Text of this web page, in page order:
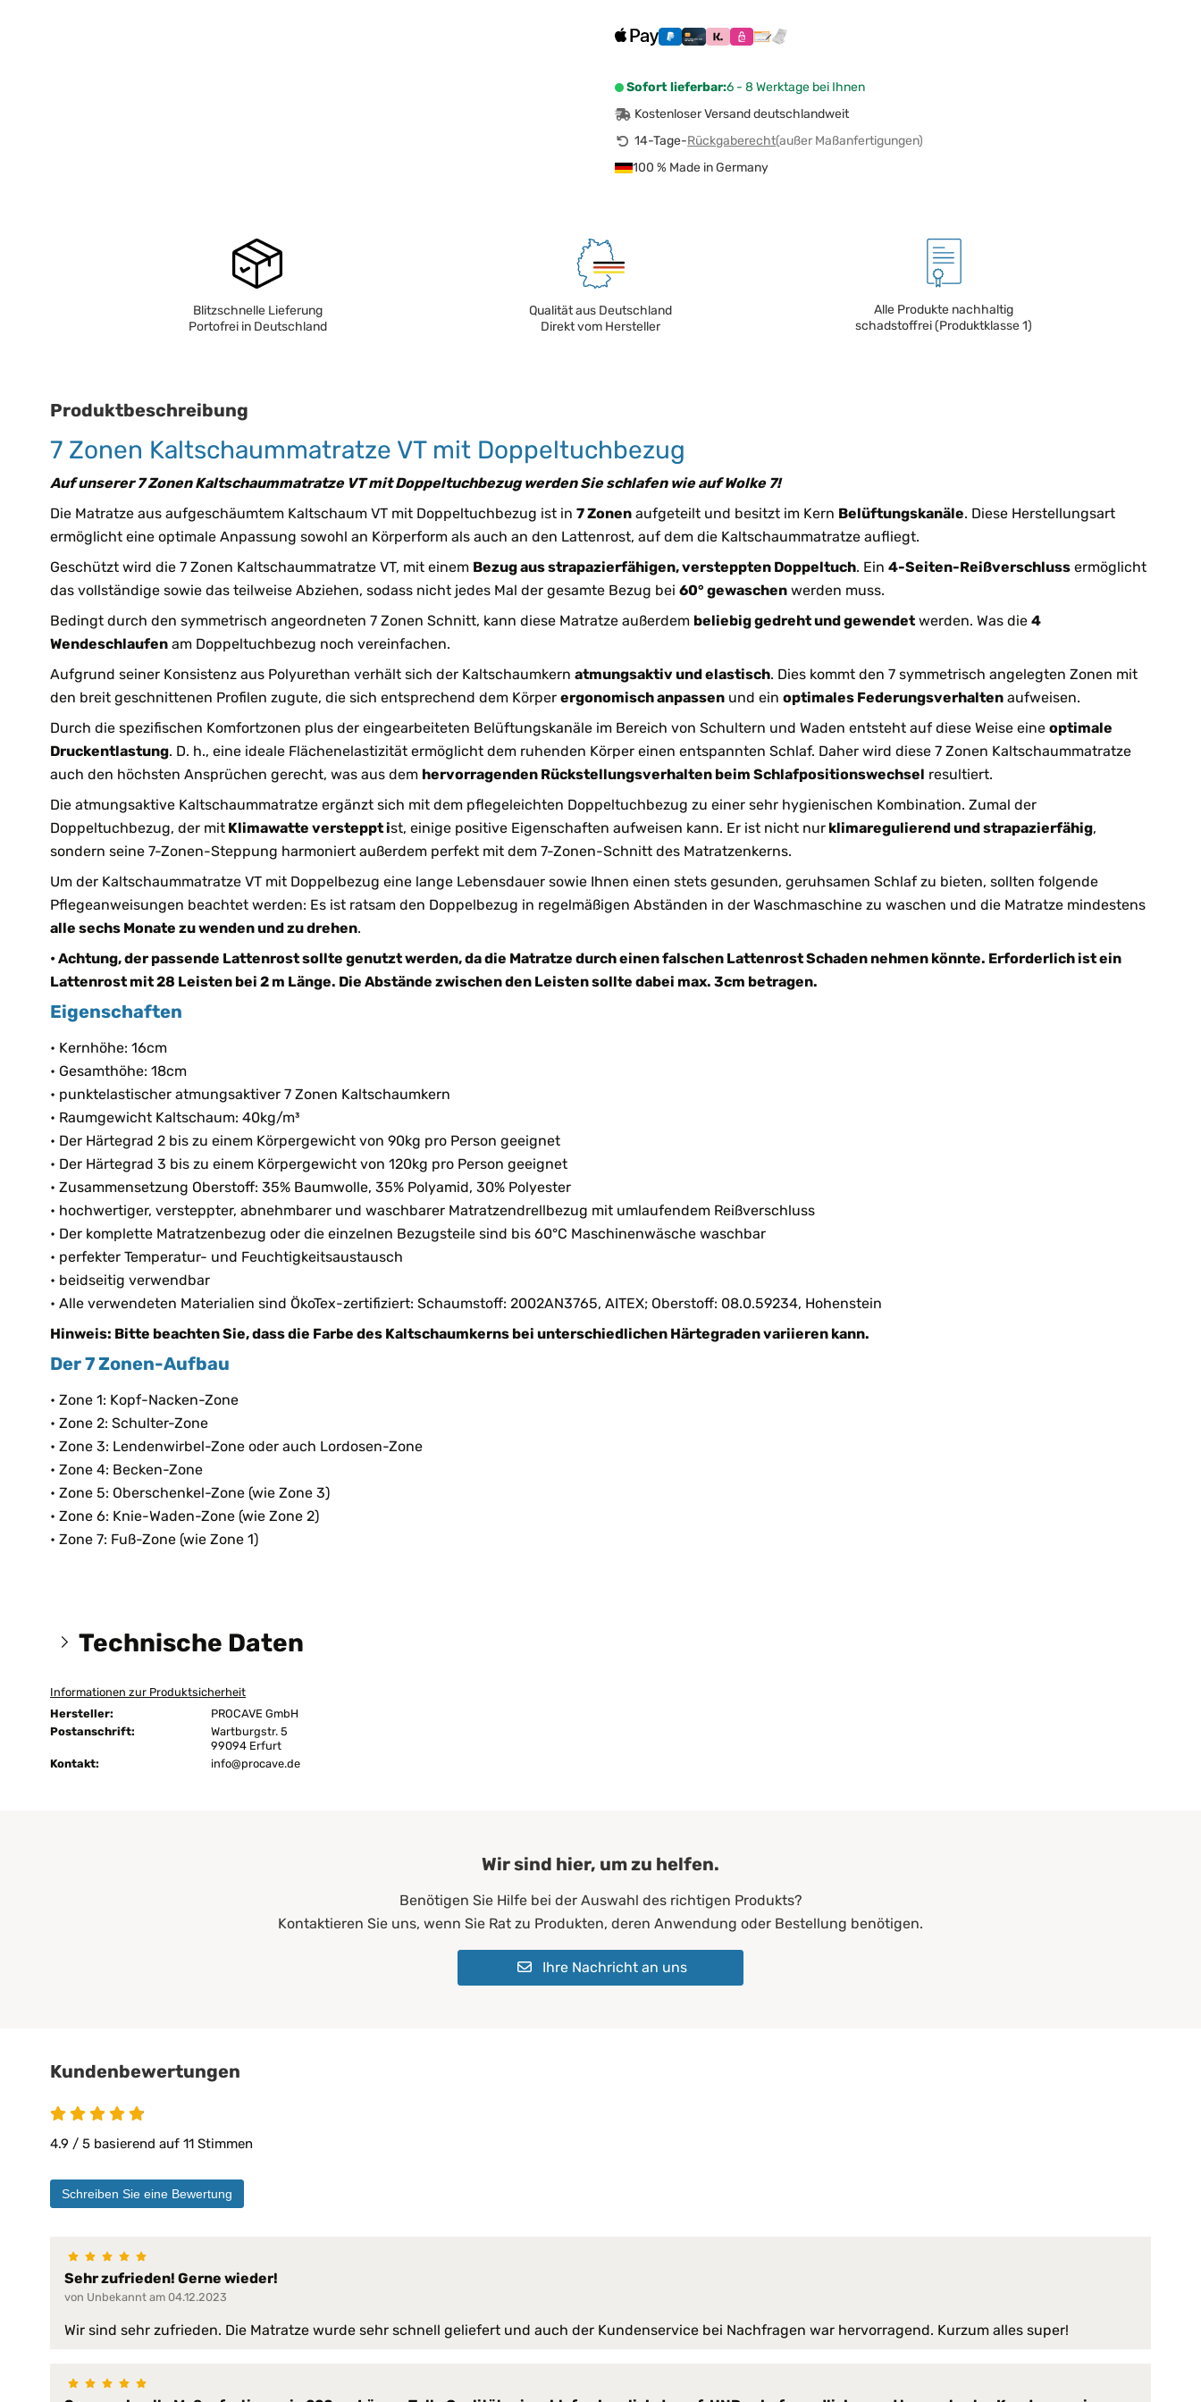
Sofort lieferbar:6 - 8 Werktage bei Ihnen
Kostenloser Versand deutschlandweit
14-Tage-Rückgaberecht(außer Maßanfertigungen)
100 % Made in Germany
Blitzschnelle Lieferung
Portofrei in Deutschland
Qualität aus Deutschland
Direkt vom Hersteller
Alle Produkte nachhaltig
schadstoffrei (Produktklasse 1)
Produktbeschreibung
7 Zonen Kaltschaummatratze VT mit Doppeltuchbezug
Auf unserer 7 Zonen Kaltschaummatratze VT mit Doppeltuchbezug werden Sie schlafen wie auf Wolke 7!
Die Matratze aus aufgeschäumtem Kaltschaum VT mit Doppeltuchbezug ist in 7 Zonen aufgeteilt und besitzt im Kern Belüftungskanäle. Diese Herstellungsart
ermöglicht eine optimale Anpassung sowohl an Körperform als auch an den Lattenrost, auf dem die Kaltschaummatratze aufliegt.
Geschützt wird die 7 Zonen Kaltschaummatratze VT, mit einem Bezug aus strapazierfähigen, versteppten Doppeltuch. Ein 4-Seiten-Reißverschluss ermöglicht
das vollständige sowie das teilweise Abziehen, sodass nicht jedes Mal der gesamte Bezug bei 60° gewaschen werden muss.
Bedingt durch den symmetrisch angeordneten 7 Zonen Schnitt, kann diese Matratze außerdem beliebig gedreht und gewendet werden. Was die 4
Wendeschlaufen am Doppeltuchbezug noch vereinfachen.
Aufgrund seiner Konsistenz aus Polyurethan verhält sich der Kaltschaumkern atmungsaktiv und elastisch. Dies kommt den 7 symmetrisch angelegten Zonen mit
den breit geschnittenen Profilen zugute, die sich entsprechend dem Körper ergonomisch anpassen und ein optimales Federungsverhalten aufweisen.
Durch die spezifischen Komfortzonen plus der eingearbeiteten Belüftungskanäle im Bereich von Schultern und Waden entsteht auf diese Weise eine optimale
Druckentlastung. D. h., eine ideale Flächenelastizität ermöglicht dem ruhenden Körper einen entspannten Schlaf. Daher wird diese 7 Zonen Kaltschaummatratze
auch den höchsten Ansprüchen gerecht, was aus dem hervorragenden Rückstellungsverhalten beim Schlafpositionswechsel resultiert.
Die atmungsaktive Kaltschaummatratze ergänzt sich mit dem pflegeleichten Doppeltuchbezug zu einer sehr hygienischen Kombination. Zumal der
Doppeltuchbezug, der mit Klimawatte versteppt ist, einige positive Eigenschaften aufweisen kann. Er ist nicht nur klimaregulierend und strapazierfähig,
sondern seine 7-Zonen-Steppung harmoniert außerdem perfekt mit dem 7-Zonen-Schnitt des Matratzenkerns.
Um der Kaltschaummatratze VT mit Doppelbezug eine lange Lebensdauer sowie Ihnen einen stets gesunden, geruhsamen Schlaf zu bieten, sollten folgende
Pflegeanweisungen beachtet werden: Es ist ratsam den Doppelbezug in regelmäßigen Abständen in der Waschmaschine zu waschen und die Matratze mindestens
alle sechs Monate zu wenden und zu drehen.
• Achtung, der passende Lattenrost sollte genutzt werden, da die Matratze durch einen falschen Lattenrost Schaden nehmen könnte. Erforderlich ist ein
Lattenrost mit 28 Leisten bei 2 m Länge. Die Abstände zwischen den Leisten sollte dabei max. 3cm betragen.
Eigenschaften
• Kernhöhe: 16cm
• Gesamthöhe: 18cm
• punktelastischer atmungsaktiver 7 Zonen Kaltschaumkern
• Raumgewicht Kaltschaum: 40kg/m³
• Der Härtegrad 2 bis zu einem Körpergewicht von 90kg pro Person geeignet
• Der Härtegrad 3 bis zu einem Körpergewicht von 120kg pro Person geeignet
• Zusammensetzung Oberstoff: 35% Baumwolle, 35% Polyamid, 30% Polyester
• hochwertiger, versteppter, abnehmbarer und waschbarer Matratzendrellbezug mit umlaufendem Reißverschluss
• Der komplette Matratzenbezug oder die einzelnen Bezugsteile sind bis 60°C Maschinenwäsche waschbar
• perfekter Temperatur- und Feuchtigkeitsaustausch
• beidseitig verwendbar
• Alle verwendeten Materialien sind ÖkoTex-zertifiziert: Schaumstoff: 2002AN3765, AITEX; Oberstoff: 08.0.59234, Hohenstein
Hinweis: Bitte beachten Sie, dass die Farbe des Kaltschaumkerns bei unterschiedlichen Härtegraden variieren kann.
Der 7 Zonen-Aufbau
• Zone 1: Kopf-Nacken-Zone
• Zone 2: Schulter-Zone
• Zone 3: Lendenwirbel-Zone oder auch Lordosen-Zone
• Zone 4: Becken-Zone
• Zone 5: Oberschenkel-Zone (wie Zone 3)
• Zone 6: Knie-Waden-Zone (wie Zone 2)
• Zone 7: Fuß-Zone (wie Zone 1)
Technische Daten
Größen:
Maßanfertigung: keine Maßanfertigung
Abnehmbarer Bezug: ja
nein
Chemische Reinigung:
Geeignet für:
Ideale Belastbarkeit:
Kern-Höhe: 16 cm
Informationen zur Produktsicherheit
Hersteller:
PROCAVE GmbH
Postanschrift:
Wartburgstr. 5
99094 Erfurt
Kontakt:
info@procave.de
Wir sind hier, um zu helfen.
Benötigen Sie Hilfe bei der Auswahl des richtigen Produkts?
Kontaktieren Sie uns, wenn Sie Rat zu Produkten, deren Anwendung oder Bestellung benötigen.
Ihre Nachricht an uns
Kundenbewertungen
4.9 / 5 basierend auf 11 Stimmen
Schreiben Sie eine Bewertung
Sehr zufrieden! Gerne wieder!
von Unbekannt am 04.12.2023
Wir sind sehr zufrieden. Die Matratze wurde sehr schnell geliefert und auch der Kundenservice bei Nachfragen war hervorragend. Kurzum alles super!